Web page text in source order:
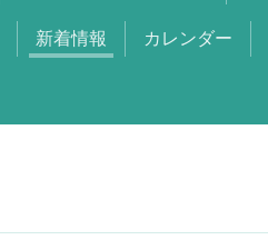
新着情報 カレンダー